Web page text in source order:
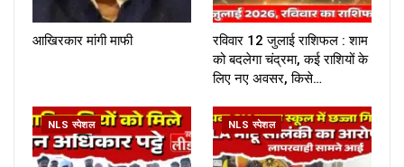
आखिरकार मांगी माफी
रविवार 12 जुलाई राशिफल : शाम
को बदलेगा चंद्रमा, कई राशियों के
लिए नए अवसर, किसे…
NLS स्पेशल NLS स्पेशल